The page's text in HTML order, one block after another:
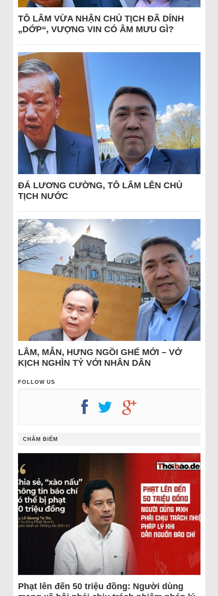
TÔ LÂM VỪA NHẬN CHỦ TỊCH ĐÃ DÍNH
„DỚP“, VƯỢNG VIN CÓ ÂM MƯU GÌ?
ĐÁ LƯƠNG CƯỜNG, TÔ LÂM LÊN CHỦ
TỊCH NƯỚC
LÂM, MẪN, HƯNG NGỒI GHẾ MỚI – VỞ
KỊCH NGHÌN TỶ VỚI NHÂN DÂN
FOLLOW US
CHÂM BIẾM
Phạt lên đến 50 triệu đồng: Người dùng